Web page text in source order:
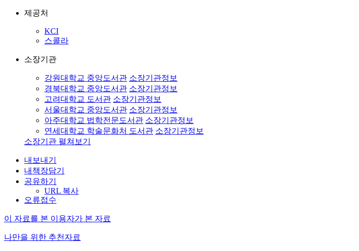
제공처
KCI
스콜라
소장기관
강원대학교 중앙도서관 소장기관정보
경북대학교 중앙도서관 소장기관정보
고려대학교 도서관 소장기관정보
서울대학교 중앙도서관 소장기관정보
아주대학교 법학전문도서관 소장기관정보
연세대학교 학술문화처 도서관 소장기관정보
소장기관 펼쳐보기
내보내기
내책장담기
공유하기
URL 복사
오류접수
이 자료를 본 이용자가 본 자료
나만을 위한 추천자료